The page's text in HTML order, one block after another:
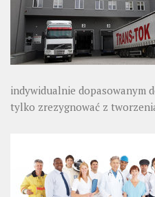
indywidualnie dopasowanym
tylko zrezygnować z